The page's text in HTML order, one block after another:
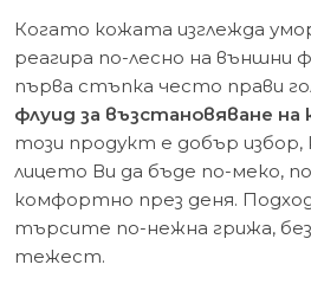
Когато кожата изглежда
реагира по-лесно на външни
първа стъпка често прави
флуид за възстановяване
този продукт е добър
лицето Ви да бъде по-меко,
комфортно през деня.
търсите по-нежна грижа,
тежест.